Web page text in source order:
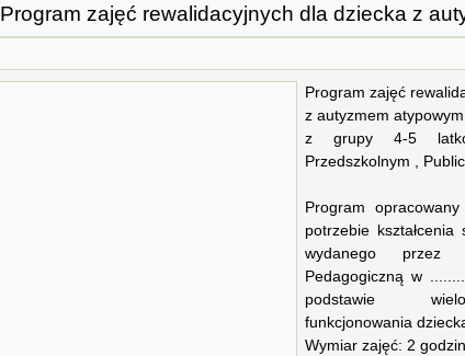
Program zajęć rewalidacyjnych dla dziecka z
Program zajęć
z autyzmem atypowym
z grupy 4-5
Przedszkolnym ,
Program
potrzebie
wydanego przez
Pedagogiczną w
podstawie
funkcjonowania
Wymiar zajęć: 2